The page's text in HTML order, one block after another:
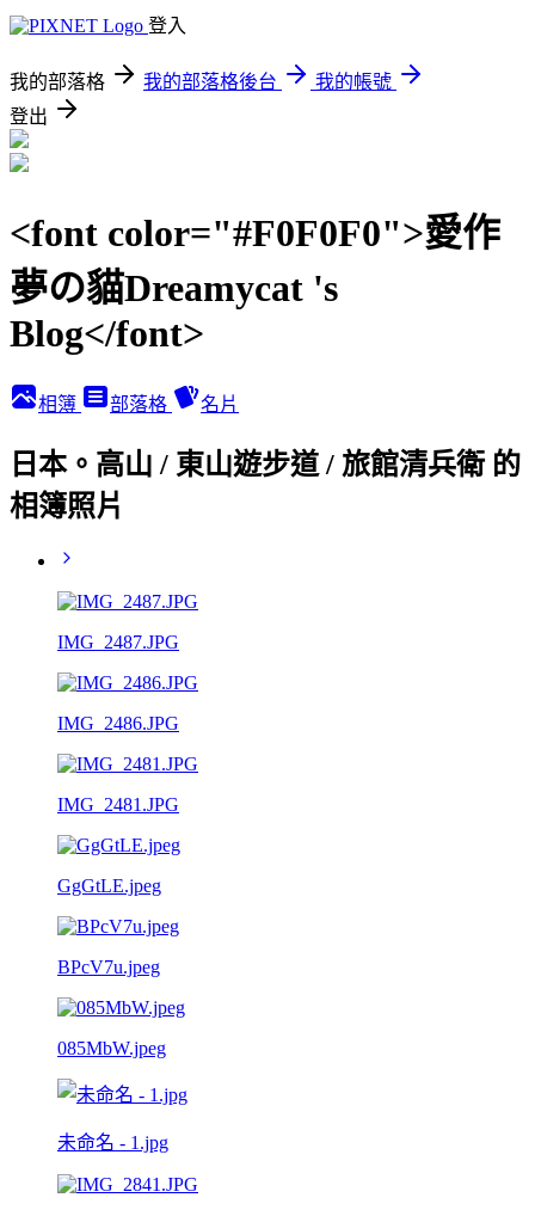
登入
我的部落格 我的部落格後台
我的帳號
登出
<font color="#F0F0F0">愛作
夢の貓Dreamycat 's
Blog</font>
相簿 部落格 名片
日本。高山 / 東山遊步道 / 旅館清兵衛 的
相簿照片
IMG_2487.JPG
IMG_2486.JPG
IMG_2481.JPG
GgGtLE.jpeg
BPcV7u.jpeg
085MbW.jpeg
未命名 - 1.jpg